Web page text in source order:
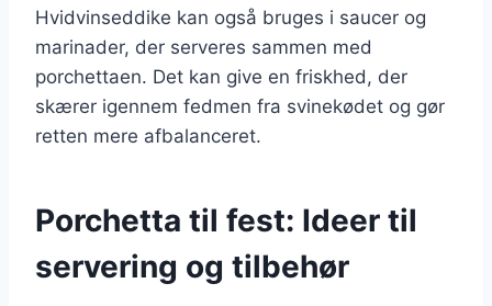
Hvidvinseddike kan også bruges i saucer og
marinader, der serveres sammen med
porchettaen. Det kan give en friskhed, der
skærer igennem fedmen fra svinekødet og gør
retten mere afbalanceret.
Porchetta til fest: Ideer til
servering og tilbehør